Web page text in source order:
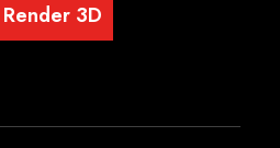
Render 3D